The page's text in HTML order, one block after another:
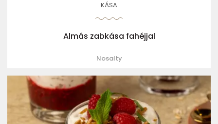
KÁSA
Almás zabkása fahéjjal
Nosalty